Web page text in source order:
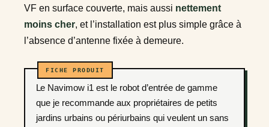
VF en surface couverte, mais aussi nettement
moins cher, et l’installation est plus simple grâce à
l’absence d’antenne fixée à demeure.
Le Navimow i1 est le robot d’entrée de gamme
que je recommande aux propriétaires de petits
jardins urbains ou périurbains qui veulent un sans